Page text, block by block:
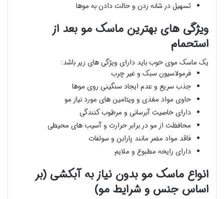
تسهیل در شانه زدن و حالت دادن به موها
ویژگی های بهترین ماسک مو بعد از
استحمام
یک ماسک موی خوب باید دارای ویژگی های زیر باشد:
فرمولاسیون سبک و غیر چرب
جذب سریع و عدم ایجاد سنگینی روی موها
حاوی مواد مغذی و ویتامین های مورد نیاز مو
دارای خاصیت آبرسانی و مرطوب کنندگی
محافظت از مو در برابر حرارت و آسیب های محیطی
فاقد مواد مضر مانند پارابن و سولفات
دارای رایحه مطبوع و ملایم
انواع ماسک مو بدون نیاز به آبکشی (بر
اساس جنس و شرایط مو)